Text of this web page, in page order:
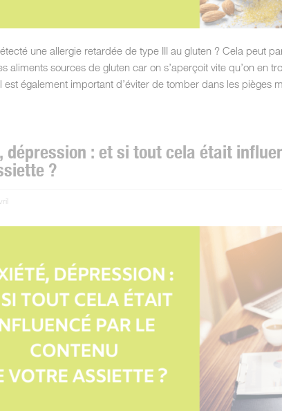
une allergie retardée de type III au gluten ? Cela peut
aliments sources de gluten car on s’aperçoit vite qu’on en
est également important d’éviter de tomber dans les pièges
dépression : et si tout cela était
?